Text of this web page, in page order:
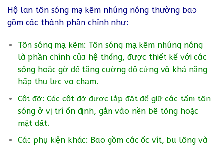
Hộ lan tôn sóng mạ kẽm nhúng nóng thường bao
gồm các thành phần chính như:
Tôn sóng mạ kẽm: Tôn sóng mạ kẽm nhúng nóng
là phần chính của hệ thống, được thiết kế với các
sóng hoặc gờ để tăng cường độ cứng và khả năng
hấp thụ lực va chạm.
Cột đỡ: Các cột đỡ được lắp đặt để giữ các tấm tôn
sóng ở vị trí ổn định, gắn vào nền bê tông hoặc
mặt đất.
Các phụ kiện khác: Bao gồm các ốc vít, bu lông và